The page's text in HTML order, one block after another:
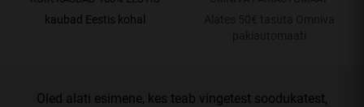
kaubad Eestis kohal
Oled alati esimene, kes teab vingetest soodukatest,